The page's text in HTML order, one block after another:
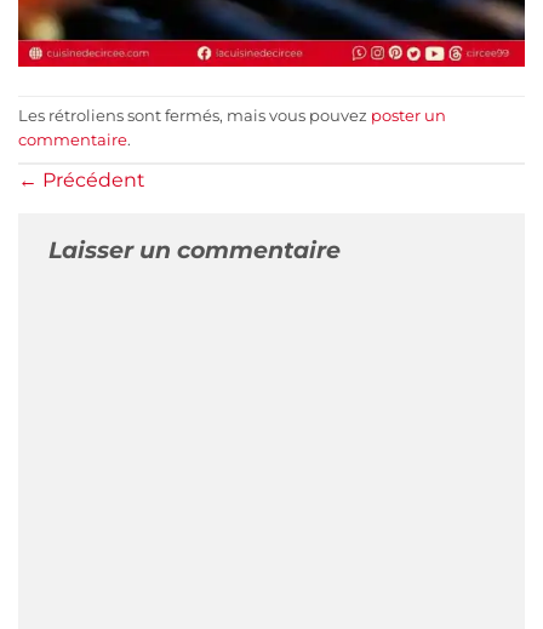
Les rétroliens sont fermés, mais vous pouvez poster un
commentaire.
← Précédent
Laisser un commentaire